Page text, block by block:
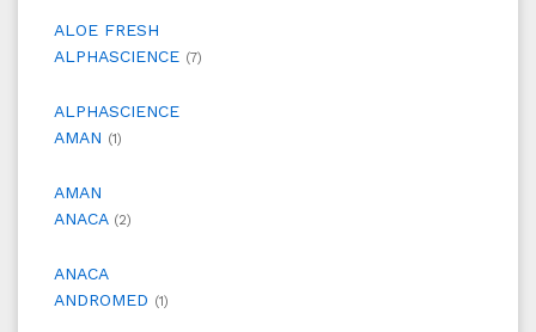
ALOE FRESH
ALPHASCIENCE (7)
ALPHASCIENCE
AMAN (1)
AMAN
ANACA (2)
ANACA
ANDROMED (1)